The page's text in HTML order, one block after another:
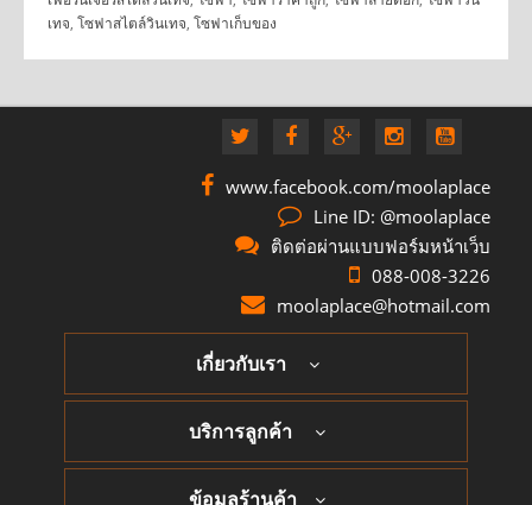
เทจ, โซฟาสไตล์วินเทจ, โซฟาเก็บของ
www.facebook.com/moolaplace
Line ID: @moolaplace
ติดต่อผ่านแบบฟอร์มหน้าเว็บ
088-008-3226
moolaplace@hotmail.com
เกี่ยวกับเรา
บริการลูกค้า
ข้อมูลร้านค้า